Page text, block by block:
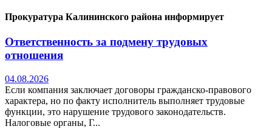
Прокуратура Калининского района информирует
Ответственность за подмену трудовых
отношения
04.08.2026
Если компания заключает договоры гражданско-правового
характера, но по факту исполнитель выполняет трудовые
функции, это нарушение трудового законодательств.
Налоговые органы, Г...